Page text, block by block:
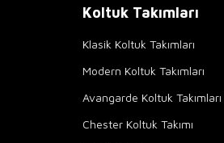
Koltuk Takımları
Klasik Koltuk Takımları
Modern Koltuk Takımları
Avangarde Koltuk Takımları
Chester Koltuk Takımı